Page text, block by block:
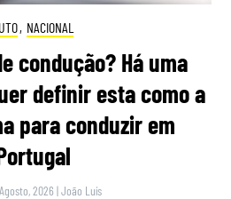
, NACIONAL
condução? Há uma
definir esta como a
para conduzir em
2026 |João Luís